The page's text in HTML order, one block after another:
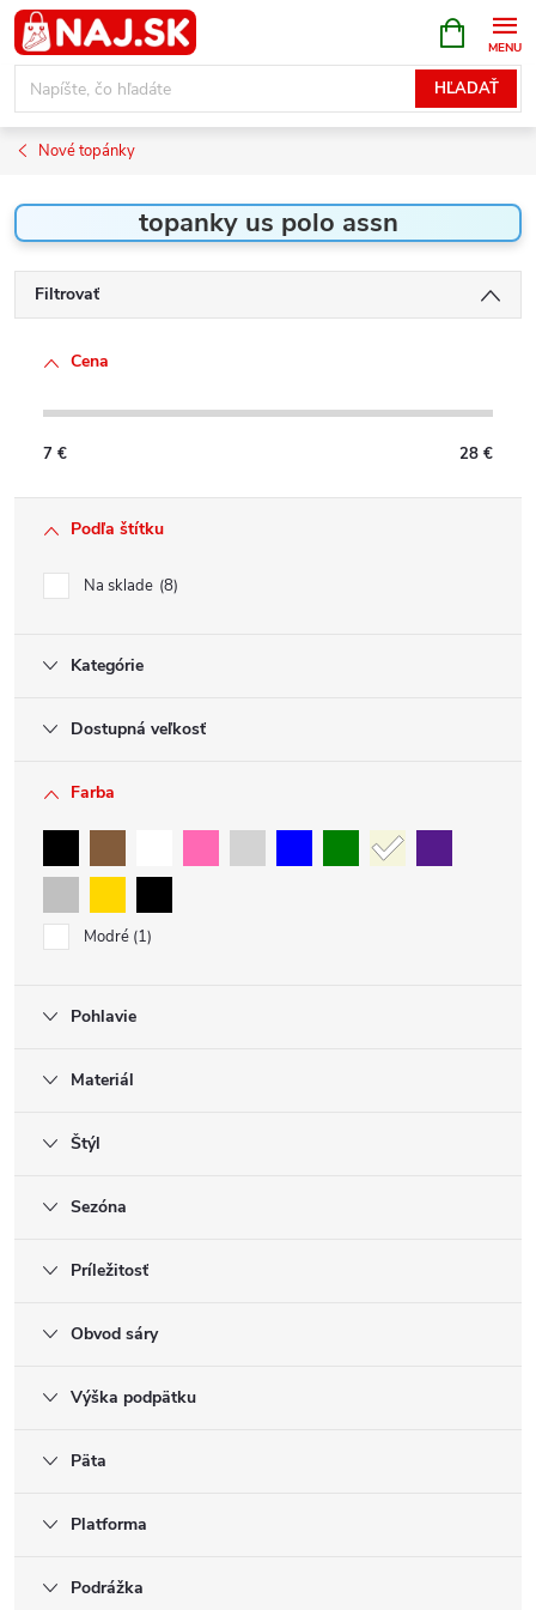
Prejsť
na
obsah
HĽADAŤ
KOŠÍK
Nové topánky
topanky us polo assn
Filtrovať
Cena
7 € 28 €
Podľa štítku
Na sklade 8
Kategórie
Dostupná veľkosť
Farba
Modré 1
Pohlavie
Materiál
Štýl
Sezóna
Príležitosť
Obvod sáry
Výška podpätku
Päta
Platforma
Podrážka